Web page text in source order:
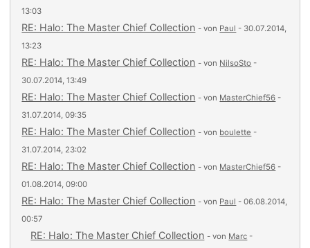
13:03
RE: Halo: The Master Chief Collection - von Paul - 30.07.2014,
13:23
RE: Halo: The Master Chief Collection - von NilsoSto -
30.07.2014, 13:49
RE: Halo: The Master Chief Collection - von MasterChief56 -
31.07.2014, 09:35
RE: Halo: The Master Chief Collection - von boulette -
31.07.2014, 23:02
RE: Halo: The Master Chief Collection - von MasterChief56 -
01.08.2014, 09:00
RE: Halo: The Master Chief Collection - von Paul - 06.08.2014,
00:57
RE: Halo: The Master Chief Collection - von Marc -